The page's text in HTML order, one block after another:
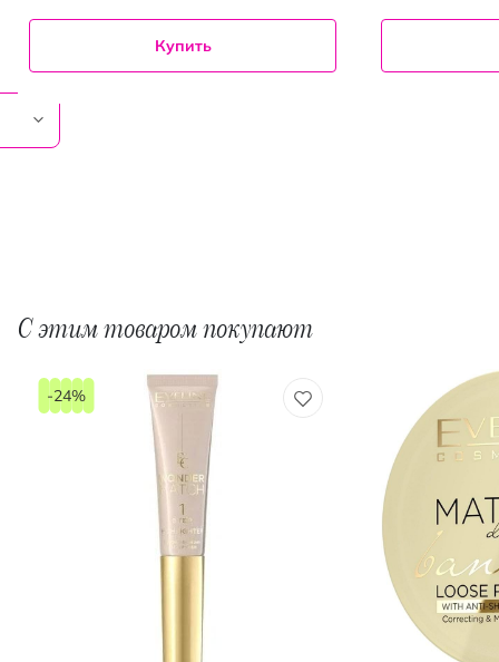
Купить
С этим товаром покупают
-24%